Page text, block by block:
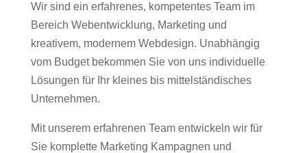
Wir sind ein erfahrenes, kompetentes Team im
Bereich Webentwicklung, Marketing und
kreativem, modernem Webdesign. Unabhängig
vom Budget bekommen Sie von uns individuelle
Lösungen für Ihr kleines bis mittelständisches
Unternehmen.
Mit unserem erfahrenen Team entwickeln wir für
Sie komplette Marketing Kampagnen und